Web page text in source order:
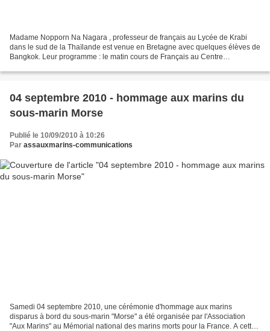
Madame Nopporn Na Nagara , professeur de français au Lycée de Krabi
dans le sud de la Thaïlande est venue en Bretagne avec quelques élèves de
Bangkok. Leur programme : le matin cours de Français au Centre
04 septembre 2010 - hommage aux marins du
sous-marin Morse
Publié le 10/09/2010 à 10:26
Par assauxmarins-communications
Samedi 04 septembre 2010, une cérémonie d'hommage aux marins
disparus à bord du sous-marin "Morse" a été organisée par l'Association
"Aux Marins" au Mémorial national des marins morts pour la France. A cette